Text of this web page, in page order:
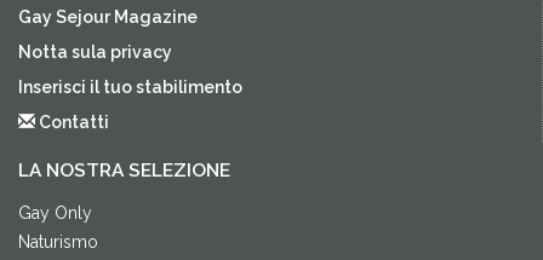
Gay Sejour Magazine
Notta sula privacy
Inserisci il tuo stabilimento
Contatti
LA NOSTRA SELEZIONE
Gay Only
Naturismo